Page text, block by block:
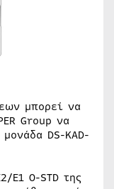
μπορεί να
Group να
DS-KAD-
E1 O-STD της